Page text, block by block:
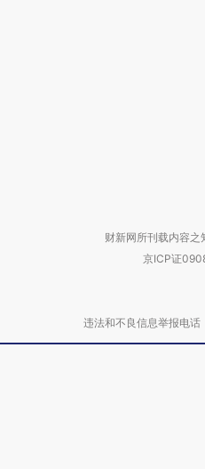
财新网所刊载内容之
京ICP证
违法和不良信息举报电